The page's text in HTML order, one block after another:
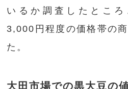
いるか調査したところ
3,000円程度の価格帯の
た。
大田市場での黒大豆の